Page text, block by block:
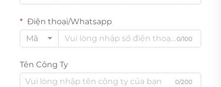
Điện thoại/Whatsapp
Mã
0/100
Tên Công Ty
0/200